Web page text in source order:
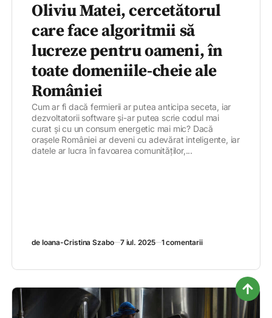
Oliviu Matei, cercetătorul
care face algoritmii să
lucreze pentru oameni, în
toate domeniile-cheie ale
României
Cum ar fi dacă fermierii ar putea anticipa seceta, iar
dezvoltatorii software și-ar putea scrie codul mai
curat și cu un consum energetic mai mic? Dacă
orașele României ar deveni cu adevărat inteligente, iar
datele ar lucra în favoarea comunităților,...
de Ioana-Cristina Szabo 7 iul. 2025 1 comentarii